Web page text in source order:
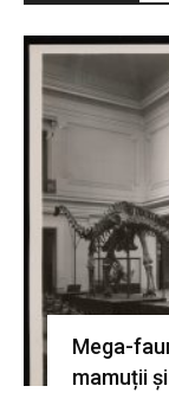
Mega-
mamuții